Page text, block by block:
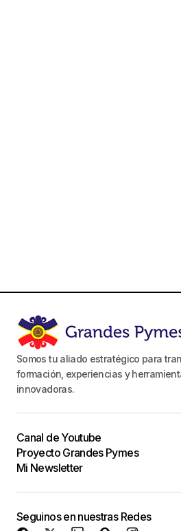
Somos tu aliado estratégico para
formación, experiencias y
innovadoras.
Canal de Youtube
Proyecto Grandes Pymes
Mi Newsletter
Seguinos en nuestras Redes